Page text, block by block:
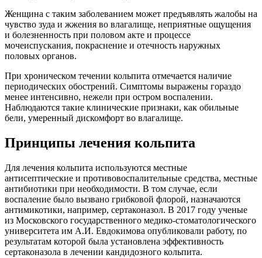
Женщина с таким заболеванием может предъявлять жалобы на
чувство зуда и жжения во влагалище, неприятные ощущения
и болезненность при половом акте и процессе
мочеиспускания, покраснение и отечность наружных
половых органов.
При хроническом течении кольпита отмечается наличие
периодических обострений. Симптомы выражены гораздо
менее интенсивно, нежели при остром воспалении.
Наблюдаются такие клинические признаки, как обильные
бели, умеренный дискомфорт во влагалище.
Принципы лечения кольпита
Для лечения кольпита используются местные
антисептические и противовоспалительные средства, местные
антибиотики при необходимости. В том случае, если
воспаление было вызвано грибковой флорой, назначаются
антимикотики, например, сертаконазол. В 2017 году ученые
из Московского государственного медико-стоматологического
университета им А.И. Евдокимова опубликовали работу, по
результатам которой была установлена эффективность
сертаконазола в лечении кандидозного кольпита.